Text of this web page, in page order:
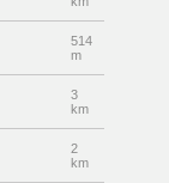
514
m
3
km
2
km